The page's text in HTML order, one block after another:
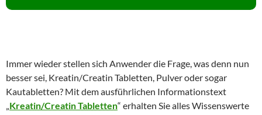
Immer wieder stellen sich Anwender die Frage, was denn nun
besser sei, Kreatin/Creatin Tabletten, Pulver oder sogar
Kautabletten? Mit dem ausführlichen Informationstext
„Kreatin/Creatin Tabletten“ erhalten Sie alles Wissenswerte